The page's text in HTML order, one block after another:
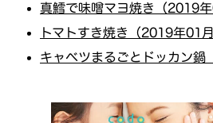
真鱈で味噌マヨ焼き（2019年
トマトすき焼き（2019年01
キャベツまるごとドッカン鍋